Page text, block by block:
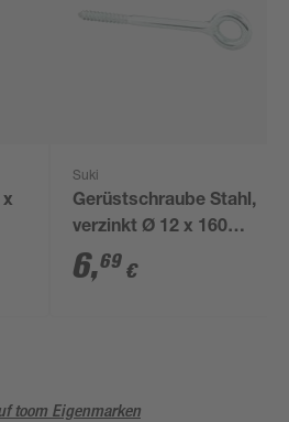
x
Suki
Gerüstschraube Stahl,
verzinkt Ø 12 x 160
mm
6,69 €
toom Eigenmarken